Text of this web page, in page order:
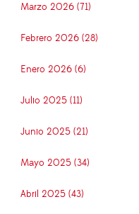
Marzo 2026 (71)
Febrero 2026 (28)
Enero 2026 (6)
Julio 2025 (11)
Junio 2025 (21)
Mayo 2025 (34)
Abril 2025 (43)